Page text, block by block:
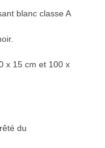
blanc classe A
x 15 cm et 100 x
du